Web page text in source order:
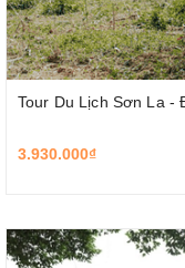
Tour Du Lịch Sơn La -
3.930.000₫